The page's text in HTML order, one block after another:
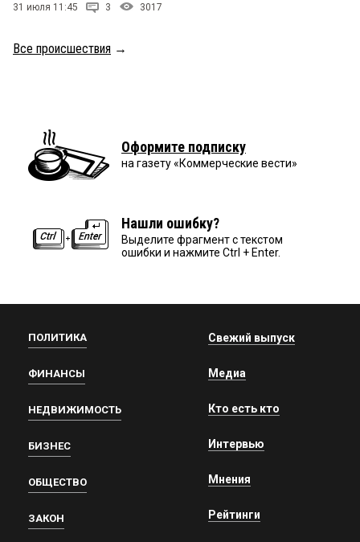
31 июля 11:45 3 3017
Все происшествия →
Оформите подписку
на газету «Коммерческие вести»
Нашли ошибку?
Выделите фрагмент с текстом
ошибки и нажмите Ctrl + Enter.
ПОЛИТИКА
ФИНАНСЫ
НЕДВИЖИМОСТЬ
БИЗНЕС
ОБЩЕСТВО
ЗАКОН
Свежий выпуск
Медиа
Кто есть кто
Интервью
Мнения
Рейтинги